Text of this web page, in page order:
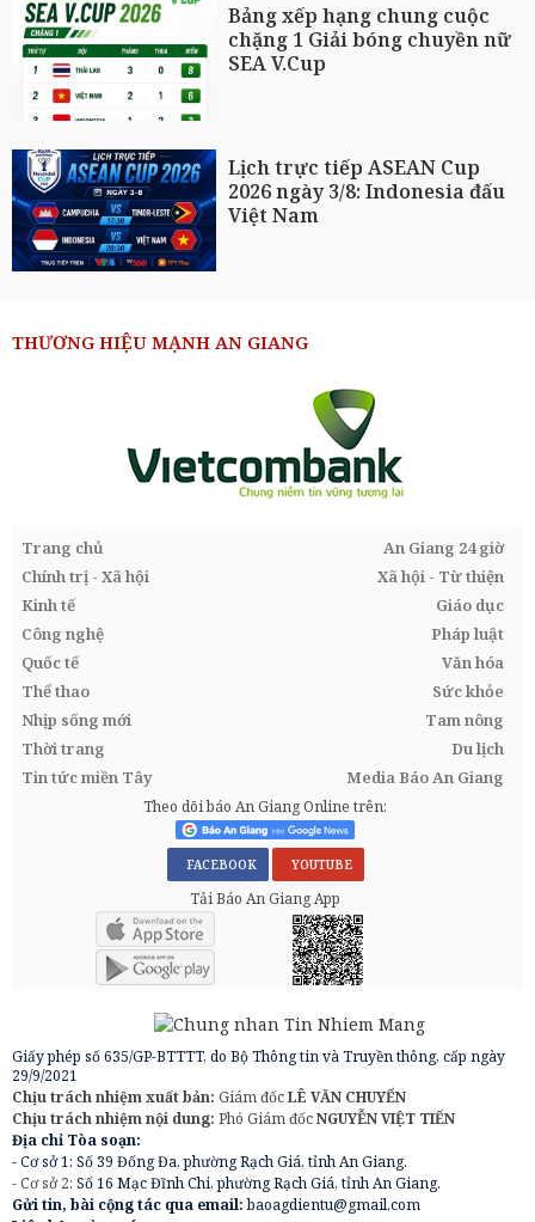
Bảng xếp hạng chung cuộc
chặng 1 Giải bóng chuyền nữ
SEA V.Cup
Lịch trực tiếp ASEAN Cup
2026 ngày 3/8: Indonesia đấu
Việt Nam
THƯƠNG HIỆU MẠNH AN GIANG
Trang chủ
An Giang 24 giờ
Chính trị - Xã hội
Xã hội - Từ thiện
Kinh tế
Giáo dục
Công nghệ
Pháp luật
Quốc tế
Văn hóa
Thể thao
Sức khỏe
Nhịp sống mới
Tam nông
Thời trang
Du lịch
Tin tức miền Tây
Media Báo An Giang
Theo dõi báo An Giang Online trên:
FACEBOOK YOUTUBE
Tải Báo An Giang App
Giấy phép số 635/GP-BTTTT, do Bộ Thông tin và Truyền thông, cấp ngày
29/9/2021
Chịu trách nhiệm xuất bản: Giám đốcLÊ VĂN CHUYỂN
Chịu trách nhiệm nội dung: Phó Giám đốcNGUYỄN VIỆT TIẾN
Địa chỉ Tòa soạn:
- Cơ sở 1: Số 39 Đống Đa, phường Rạch Giá, tỉnh An Giang.
- Cơ sở 2: Số 16 Mạc Đĩnh Chi, phường Rạch Giá, tỉnh An Giang.
Gửi tin, bài cộng tác qua email:baoagdientu@gmail.com